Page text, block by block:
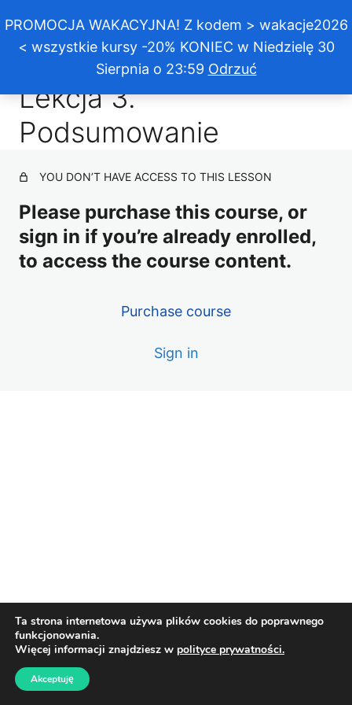
PROMOCJA WAKACYJNA! Z kodem > wakacje2026
< wszystkie kursy -20% KONIEC w Niedzielę 30
Sierpnia o 23:59 Odrzuć
Efekt dekoracyjny „Grafitowa tapeta”
Lekcja 2. Wykonanie dekoracji
Lekcja 3.
Podsumowanie
YOU DON’T HAVE ACCESS TO THIS LESSON
Please purchase this course, or
sign in if you’re already enrolled,
to access the course content.
Purchase course
Sign in
Poprzednie Następne
Ta strona internetowa używa plików cookies do poprawnego
funkcjonowania.
Więcej informacji znajdziesz w polityce prywatności.
Akceptuję